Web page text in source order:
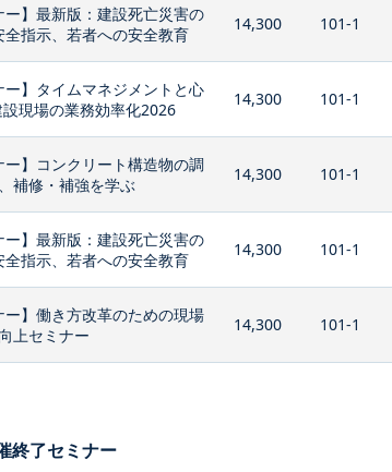
ー】最新版：建設死亡災害の
指示、若者への安全教育
14,300 101-1
ー】タイムマネジメントと心
現場の業務効率化2026
14,300 101-1
ー】コンクリート構造物の調
補修・補強を学ぶ
14,300 101-1
ー】最新版：建設死亡災害の
指示、若者への安全教育
14,300 101-1
ー】働き方改革のための現場
上セミナー
14,300 101-1
終了セミナー